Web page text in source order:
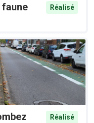
Réalisé
Réalisé